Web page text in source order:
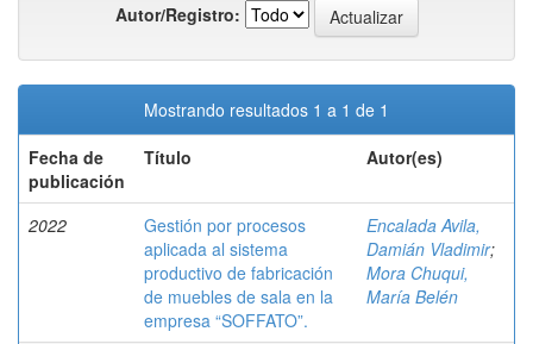
Autor/Registro:
Mostrando resultados 1 a 1 de 1
Fecha de
publicación
Título Autor(es)
2022
Gestión por procesos
aplicada al sistema
productivo de fabricación
de muebles de sala en la
empresa “SOFFATO”.
Encalada Avila,
Damián Vladimir;
Mora Chuqui,
María Belén